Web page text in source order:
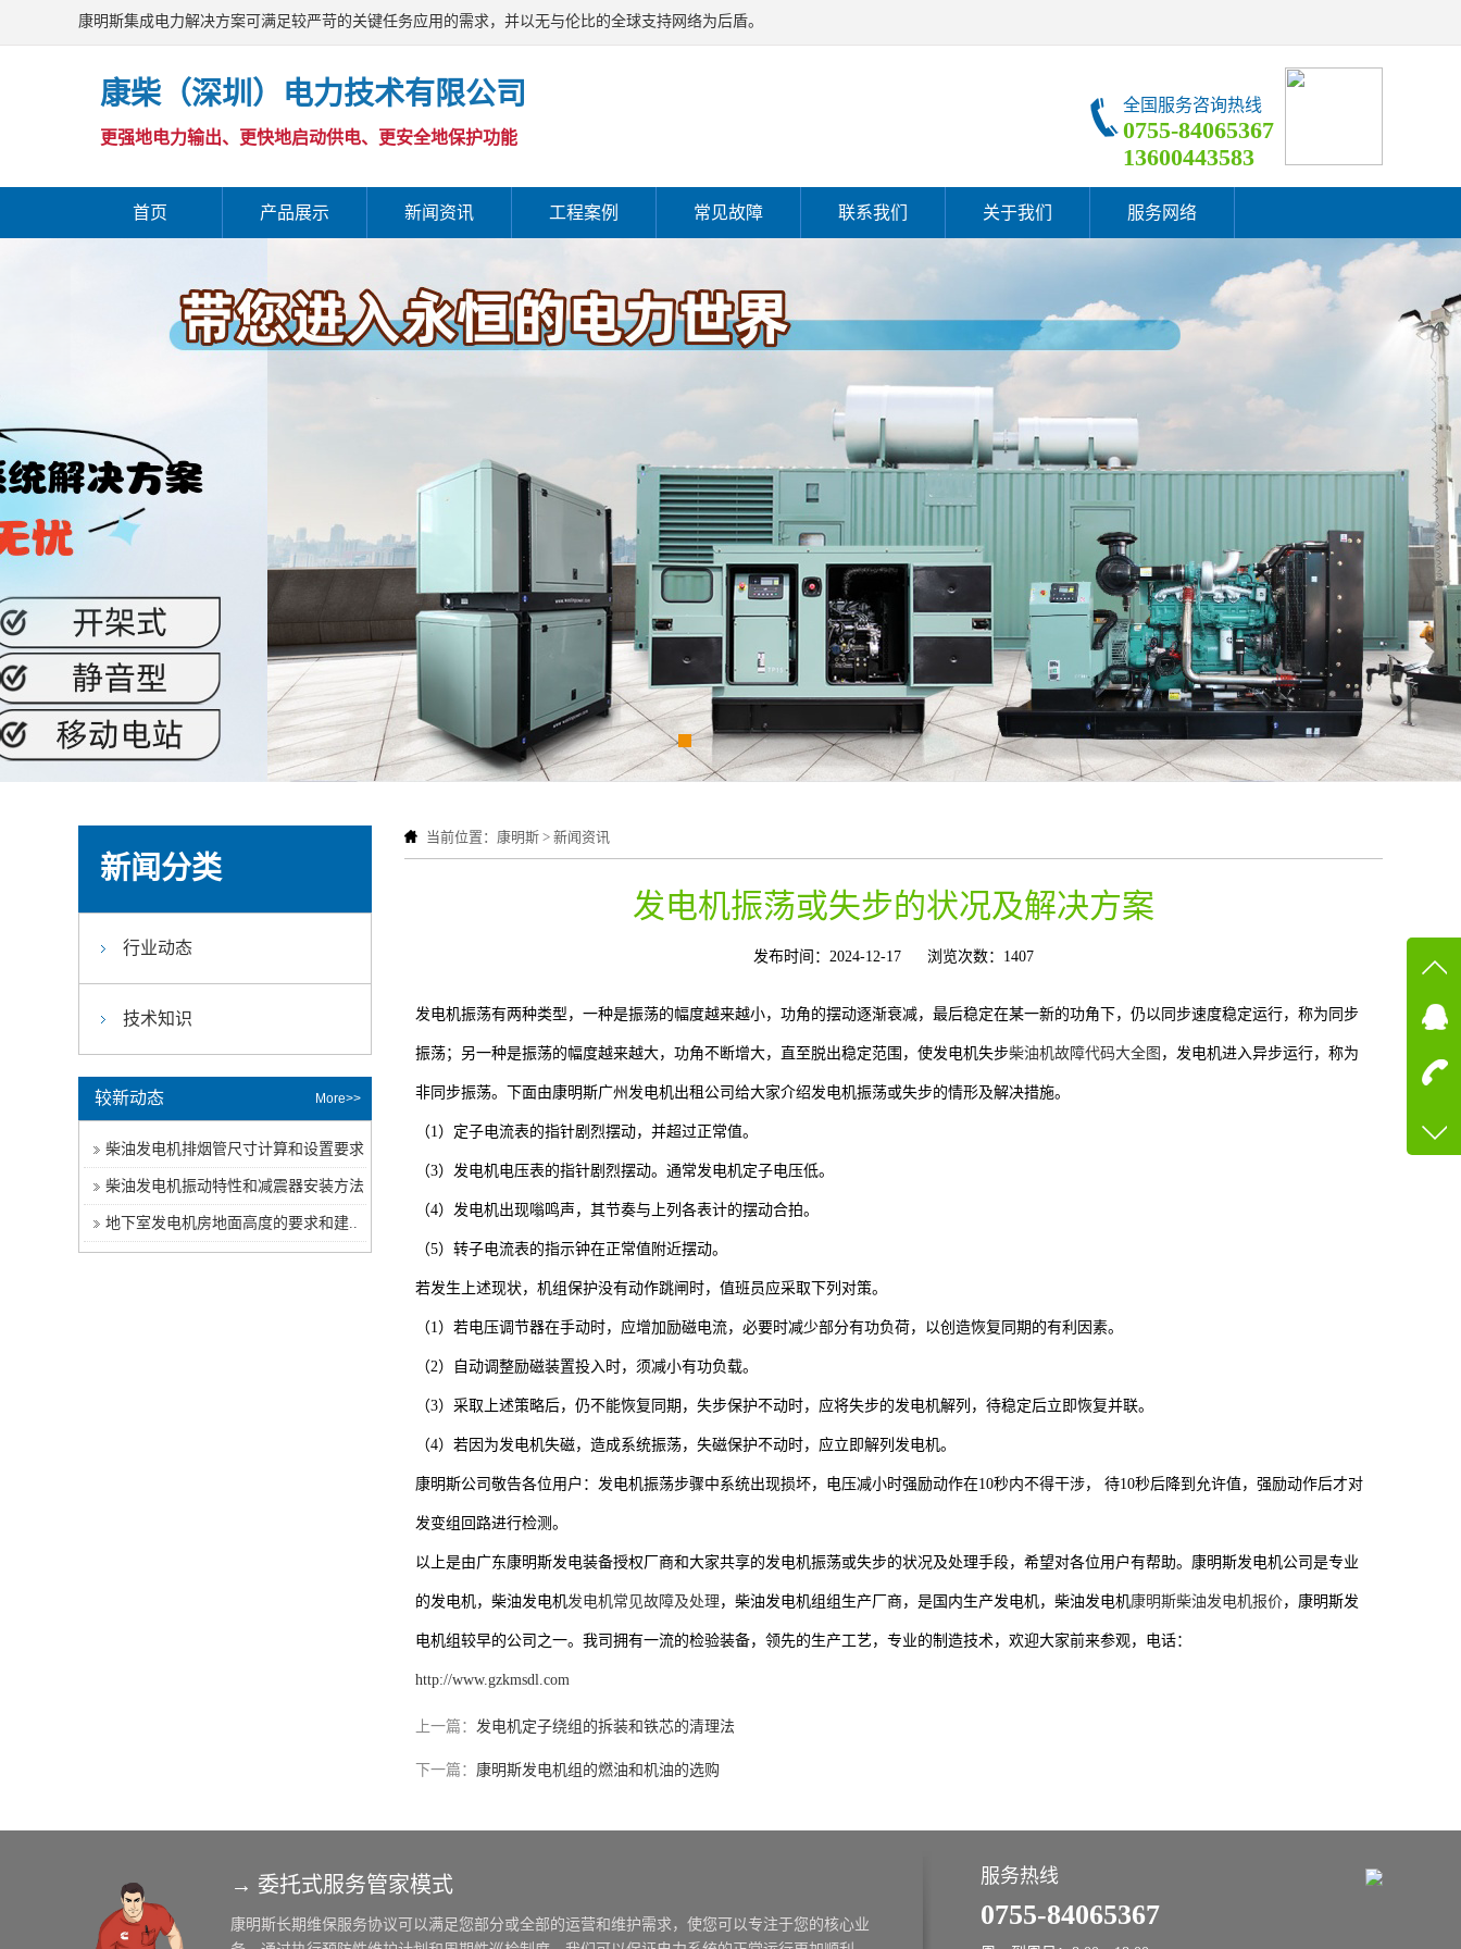
康明斯集成电力解决方案可满足较严苛的关键任务应用的需求，并以无与伦比的全球支持网络为后盾。
康柴（深圳）电力技术有限公司
更强地电力输出、更快地启动供电、更安全地保护功能
全国服务咨询热线
0755-84065367
13600443583
首页 产品展示 新闻资讯 工程案例 常见故障 联系我们 关于我们 服务网络
当前位置： 康明斯 > 新闻资讯
发电机振荡或失步的状况及解决方案
发布时间：2024-12-17 浏览次数：1407
发电机振荡有两种类型，一种是振荡的幅度越来越小，功角的摆动逐渐衰减，最后稳定在某一新的功角下，仍以同步速度稳定运行，称为同步
振荡；另一种是振荡的幅度越来越大，功角不断增大，直至脱出稳定范围，使发电机失步柴油机故障代码大全图 ，发电机进入异步运行，称为
非同步振荡。下面由康明斯广州发电机出租公司给大家介绍发电机振荡或失步的情形及解决措施。
（1）定子电流表的指针剧烈摆动，并超过正常值。
（3）发电机电压表的指针剧烈摆动。通常发电机定子电压低。
（4）发电机出现嗡鸣声，其节奏与上列各表计的摆动合拍。
（5）转子电流表的指示钟在正常值附近摆动。
若发生上述现状，机组保护没有动作跳闸时，值班员应采取下列对策。
（1）若电压调节器在手动时，应增加励磁电流，必要时减少部分有功负荷，以创造恢复同期的有利因素。
（2）自动调整励磁装置投入时，须减小有功负载。
（3）采取上述策略后，仍不能恢复同期，失步保护不动时，应将失步的发电机解列，待稳定后立即恢复并联。
（4）若因为发电机失磁，造成系统振荡，失磁保护不动时，应立即解列发电机。
康明斯公司敬告各位用户：发电机振荡步骤中系统出现损坏，电压减小时强励动作在10秒内不得干涉， 待10秒后降到允许值，强励动作后才对
发变组回路进行检测。
以上是由广东康明斯发电装备授权厂商和大家共享的发电机振荡或失步的状况及处理手段，希望对各位用户有帮助。康明斯发电机公司是专业
的发电机，柴油发电机发电机常见故障及处理 ，柴油发电机组组生产厂商，是国内生产发电机，柴油发电机康明斯柴油发电机报价，康明斯发
电机组较早的公司之一。我司拥有一流的检验装备，领先的生产工艺，专业的制造技术，欢迎大家前来参观，电话：
http://www.gzkmsdl.com
上一篇： 发电机定子绕组的拆装和铁芯的清理法
下一篇： 康明斯发电机组的燃油和机油的选购
新闻分类
行业动态
技术知识
较新动态 More>>
柴油发电机排烟管尺寸计算和设置要求
柴油发电机振动特性和减震器安装方法
地下室发电机房地面高度的要求和建..
→ 委托式服务管家模式 服务热线
0755-84065367